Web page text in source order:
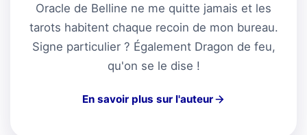
Oracle de Belline ne me quitte jamais et les
tarots habitent chaque recoin de mon bureau.
Signe particulier ? Également Dragon de feu,
qu'on se le dise !
En savoir plus sur l'auteur